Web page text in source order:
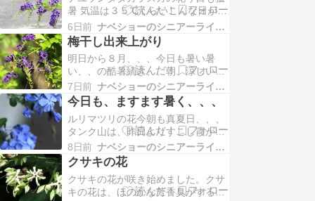
も無く、、、、T-シャツは汗で濡れ
てる。タンク山、、日曜日は、いつ
も見かけない人達の姿…
暑 気温は３５℃くらいこんな日が毎
日続く、、、かっては無かった。タ
ンク山へは、涼しいうちに、、、と
朝７時過ぎに登るようにしてるが、
風が無いと、とても暑い。空は曇っ
てて、富士山は見えない。ミヤマカ
ラスアゲハが木の葉に止まってた。
山から帰宅すると、水シ…
6日前 ナベショーのシニアーライフP８０
梅干し出来上がり
明日から８月、、、今日も暑い暑
い、、の酷暑続き、、朝、涼しいう
ちに７時にタンク山へ、、、でも暑
～いやはり、暑いと坂を登る息遣
い、、、が荒くなる。秋になり、涼
しくなれば、呼吸も楽になるのだ
が、、、、この８月を乗り切れば、
秋になって気温が下がれば、タンク
山ウオーキングも大丈夫そうなれ…
7日前 ナベショーのシニアーライフP８０
今日も、ますます暑く、、、
ルリマツリの花今朝も真夏日、、、
タンク山は、昨日よりすこし霞がお
おい。でも、富士山も、南アルプス
深南部の山々もうっすらだが見えま
す。みんな暑い暑いと言いながら、
元気に登ってくる。頂上のタンクの
後ろは、日陰になってて、風の通り
8日前 ナベショーのシニアーライフP８０
クサキの花
クサキの花が咲き始めました。クサ
キの花は、ほのかな芳香臭がする。